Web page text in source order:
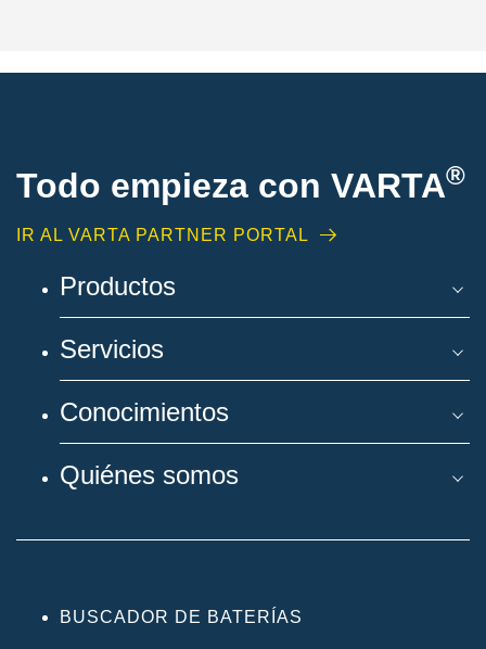
Todo empieza con VARTA®
IR AL VARTA PARTNER PORTAL
Productos
Servicios
Conocimientos
Quiénes somos
BUSCADOR DE BATERÍAS